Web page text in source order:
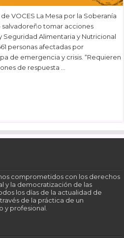
VOCES La Mesa por la Soberanía
tomar acciones
Seguridad Alimentaria y Nutricional
personas afectadas por
de emergencia y crisis. “Requieren
de respuesta …
comprometidos con los derechos
y la democratización de las
los días de la actualidad de
de la práctica de un
y profesional.